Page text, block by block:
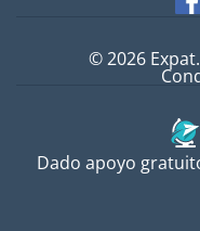
Dado apoyo
© 2026